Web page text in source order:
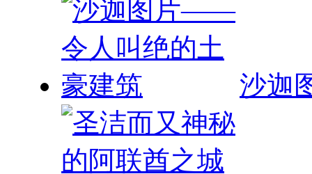
沙迦